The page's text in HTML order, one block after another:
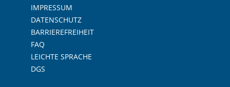
IMPRESSUM
DATENSCHUTZ
BARRIEREFREIHEIT
FAQ
LEICHTE SPRACHE
DGS